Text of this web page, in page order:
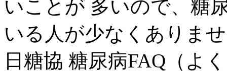
いことが 多いので、糖
いる人が少なくありま
日糖協 糖尿病FAQ（よ